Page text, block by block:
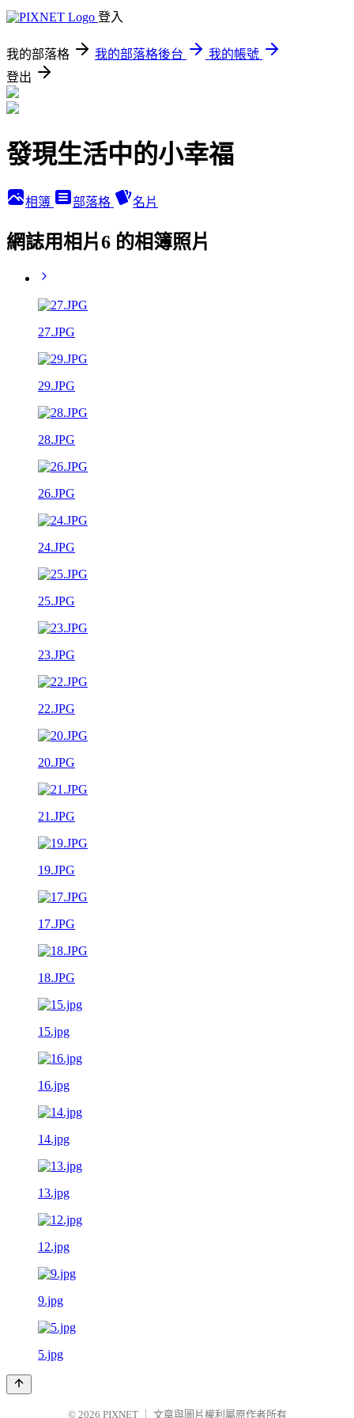
登入
我的部落格 我的部落格後台
我的帳號
登出
發現生活中的小幸福
相簿 部落格 名片
網誌用相片6 的相簿照片
27.JPG
29.JPG
28.JPG
26.JPG
24.JPG
25.JPG
23.JPG
22.JPG
20.JPG
21.JPG
19.JPG
17.JPG
18.JPG
15.jpg
16.jpg
14.jpg
13.jpg
12.jpg
9.jpg
5.jpg
© 2026 PIXNET 文章與圖片權利屬原作者所有